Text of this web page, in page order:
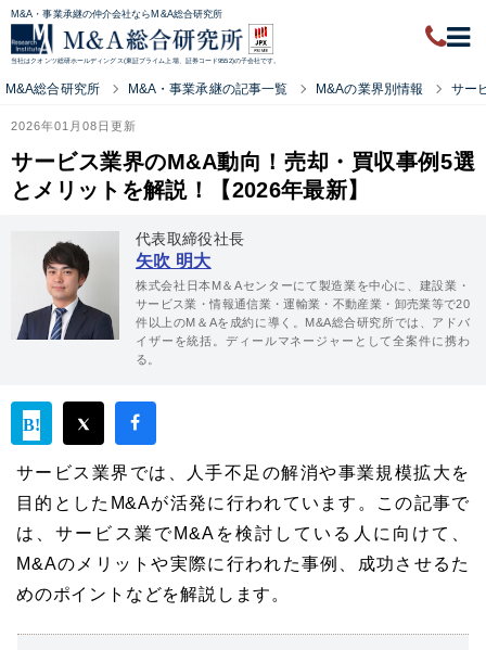
M&A・事業承継の仲介会社ならM&A総合研究所
当社はクオンツ総研ホールディングス(東証プライム上場、証券コード9552)の子会社です。
M&A総合研究所 M&A・事業承継の記事一覧 M&Aの業界別情報 サー
2026年01月08日更新
サービス業界のM&A動向！売却・買収事例5選
とメリットを解説！【2026年最新】
代表取締役社長
矢吹 明大
株式会社日本M＆Aセンターにて製造業を中心に、建設業・
サービス業・情報通信業・運輸業・不動産業・卸売業等で20
件以上のM＆Aを成約に導く。M&A総合研究所では、アドバ
イザーを統括。ディールマネージャーとして全案件に携わ
る。
サービス業界では、人手不足の解消や事業規模拡大を
目的としたM&Aが活発に行われています。この記事で
は、サービス業でM&Aを検討している人に向けて、
M&Aのメリットや実際に行われた事例、成功させるた
めのポイントなどを解説します。